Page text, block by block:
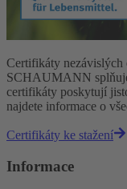
Certifikáty nezávislých
SCHAUMANN
certifikáty poskytují
najdete informace o
Certifikáty ke stažení
Informace